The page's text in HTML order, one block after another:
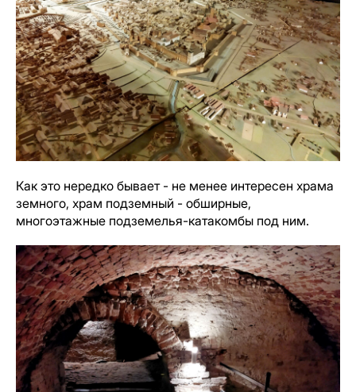
Как это нередко бывает - не менее интересен храма
земного, храм подземный - обширные,
многоэтажные подземелья-катакомбы под ним.